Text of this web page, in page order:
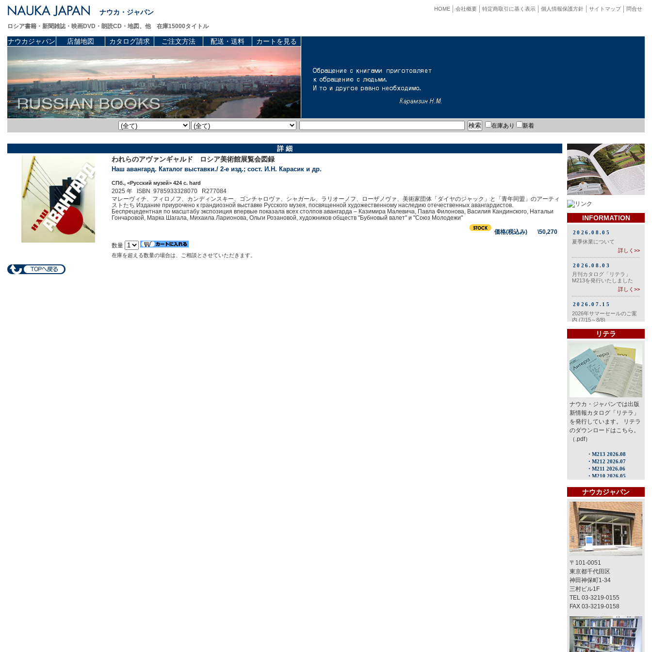
ナウカ・ジャパン 問合せ
サイトマップ
個人情報保護方針
特定商取引に基く表示
会社概要
HOME
ロシア書籍・新聞雑誌・映画DVD・朗読CD・地図、他 在庫15000タイトル
ナウカジャパン 店舗地図 カタログ請求 ご注文方法 配送・送料 カートを見る
在庫あり 新着
詳 細
われらのアヴァンギャルド ロシア美術館展覧会図録
Наш авангард. Каталог выставки./ 2-е изд.; сост. И.Н. Карасик и др.
СПб., <Русский музей> 424 c. hard
2025 年 ISBN 9785933328070 R277084
マレーヴィチ、フィロノフ、カンディンスキー、ゴンチャロヴァ、シャガール、ラリオーノフ、ローザノヴァ、美術家団体「ダイヤのジャック」と「青年同盟」のアーティ
ストたち Издание приурочено к грандиозной выставке Русского музея, посвященной художественному наследию отечественных авангардистов.
Беспрецедентная по масштабу экспозиция впервые показала всех столпов авангарда – Казимира Малевича, Павла Филонова, Василия Кандинского, Натальи
Гончаровой, Марка Шагала, Михаила Ларионова, Ольги Розановой, художников обществ "Бубновый валет" и "Союз Молодежи"
価格(税込み) \50,270
数量
在庫を超える数量の場合は、ご相談とさせていただきます。
INFORMATION
リテラ
ナウカ・ジャパンでは出版
新情報カタログ「リテラ」
を発行しています。 リテラ
のダウンロードはこちら。
（.pdf）
ナウカジャパン
〒101-0051
東京都千代田区
神田神保町1-34
三村ビル1F
TEL 03-3219-0155
FAX 03-3219-0158